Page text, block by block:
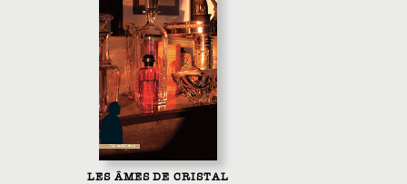
LES ÂMES DE CRISTAL